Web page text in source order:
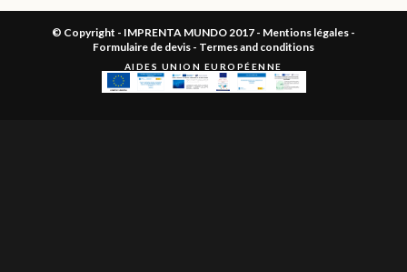
© Copyright - IMPRENTA MUNDO 2017 - Mentions légales -
Formulaire de devis - Termes and conditions
AIDES UNION EUROPÉENNE